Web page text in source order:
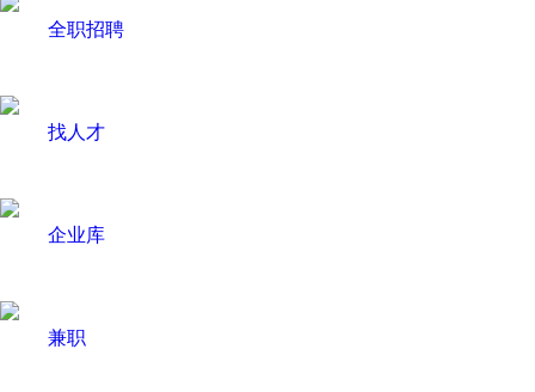
全职招聘
找人才
企业库
兼职